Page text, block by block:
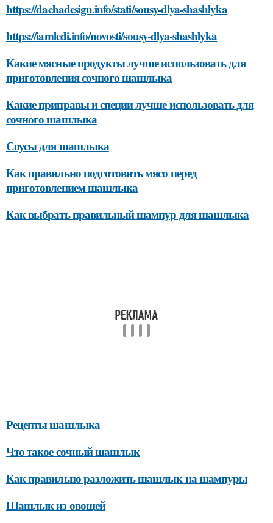
https://dachadesign.info/stati/sousy-dlya-shashlyka
https://iamledi.info/novosti/sousy-dlya-shashlyka
Какие мясные продукты лучше использовать для
приготовления сочного шашлыка
Какие приправы и специи лучше использовать для
сочного шашлыка
Соусы для шашлыка
Как правильно подготовить мясо перед
приготовлением шашлыка
Как выбрать правильный шампур для шашлыка
Рецепты шашлыка
Что такое сочный шашлык
Как правильно разложить шашлык на шампуры
Шашлык из овощей